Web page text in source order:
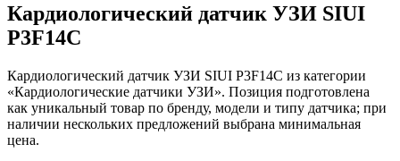
Кардиологический датчик УЗИ SIUI
P3F14C
Кардиологический датчик УЗИ SIUI P3F14C из категории
«Кардиологические датчики УЗИ». Позиция подготовлена
как уникальный товар по бренду, модели и типу датчика; при
наличии нескольких предложений выбрана минимальная
цена.